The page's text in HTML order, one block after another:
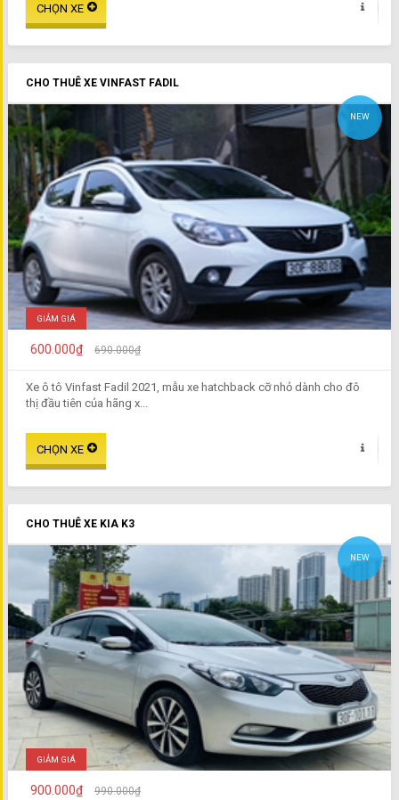
CHO THUÊ XE VINFAST FADIL
NEW
GIẢM GIÁ
600.000₫ 690.000₫
Xe ô tô Vinfast Fadil 2021, mẫu xe hatchback cỡ nhỏ dành cho đô
thị đầu tiên của hãng x...
CHO THUÊ XE KIA K3
NEW
GIẢM GIÁ
900.000₫ 990.000₫